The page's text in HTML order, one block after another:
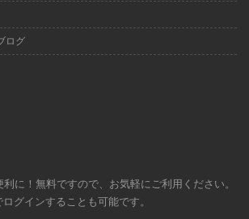
ログ
に！無料ですので、お気軽にご利用ください。
グインすることも可能です。